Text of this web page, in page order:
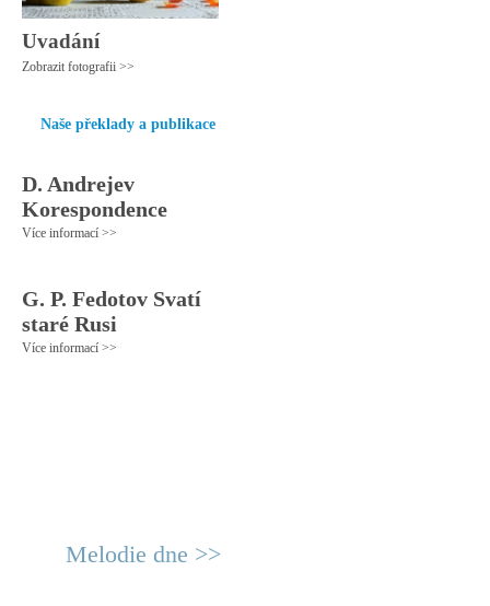
Uvadání
Zobrazit fotografii >>
Naše překlady a publikace
D. Andrejev
Korespondence
Více informací >>
G. P. Fedotov Svatí
staré Rusi
Více informací >>
Melodie dne >>